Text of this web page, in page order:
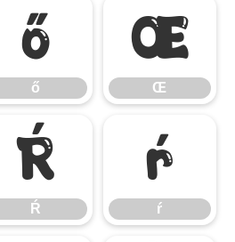
ő
ő
Œ
Œ
Ŕ
Ŕ
ŕ
ŕ